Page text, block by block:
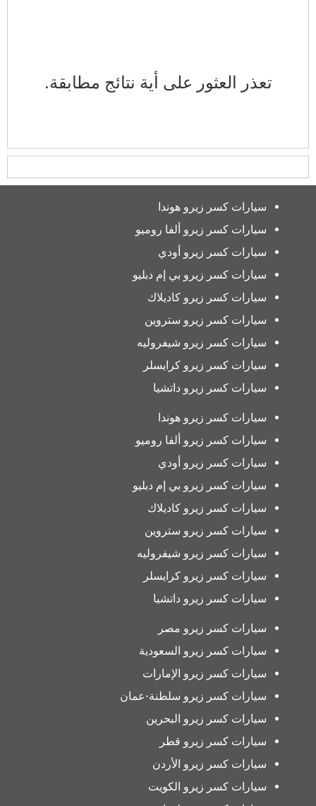
تعذر العثور على أية نتائج مطابقة.
سيارات كسر زيرو هوندا
سيارات كسر زيرو ألفا روميو
سيارات كسر زيرو أودي
سيارات كسر زيرو بي إم دبليو
سيارات كسر زيرو كاديلاك
سيارات كسر زيرو ستروين
سيارات كسر زيرو شيفروليه
سيارات كسر زيرو كرايسلر
سيارات كسر زيرو داتشيا
سيارات كسر زيرو هوندا
سيارات كسر زيرو ألفا روميو
سيارات كسر زيرو أودي
سيارات كسر زيرو بي إم دبليو
سيارات كسر زيرو كاديلاك
سيارات كسر زيرو ستروين
سيارات كسر زيرو شيفروليه
سيارات كسر زيرو كرايسلر
سيارات كسر زيرو داتشيا
سيارات كسر زيرو مصر
سيارات كسر زيرو السعودية
سيارات كسر زيرو الإمارات
سيارات كسر زيرو سلطنة-عمان
سيارات كسر زيرو البحرين
سيارات كسر زيرو قطر
سيارات كسر زيرو الأردن
سيارات كسر زيرو الكويت